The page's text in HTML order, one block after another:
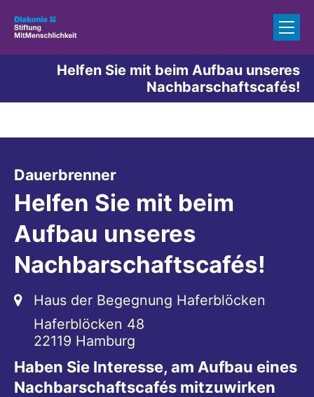
Helfen Sie mit beim Aufbau unseres
Nachbarschaftscafés!
Dauerbrenner:
Helfen Sie mit beim
Aufbau unseres
Nachbarschaftscafés!
???msg.page.sr.location???
Haus der Begegnung Haferblöcken
Haferblöcken 48
22119 Hamburg
Haben Sie Interesse, am Aufbau eines
Nachbarschaftscafés mitzuwirken